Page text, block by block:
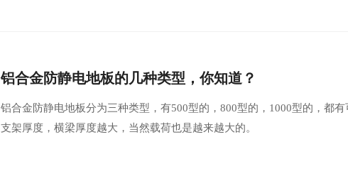
铝合金防静电地板的几种类型，你知道？
铝合金防静电地板分为三种类型，有500型的，800型的，1000型的，都
支架厚度，横梁厚度越大，当然载荷也是越来越大的。